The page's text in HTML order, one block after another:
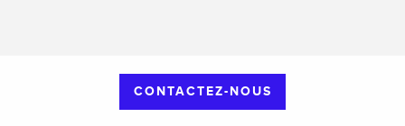
CONTACTEZ-NOUS